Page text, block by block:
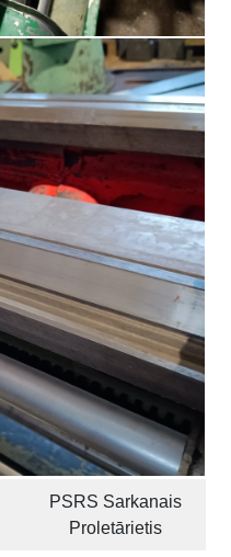
PSRS Sarkanais
Proletārietis